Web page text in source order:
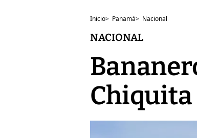
Inicio> Panamá> Nacional
NACIONAL